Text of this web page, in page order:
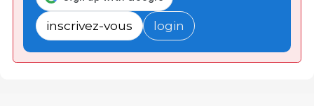
inscrivez-vous login